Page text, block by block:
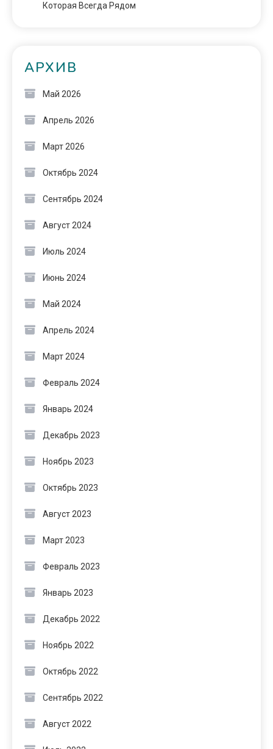
Которая Всегда Рядом
АРХИВ
Май 2026
Апрель 2026
Март 2026
Октябрь 2024
Сентябрь 2024
Август 2024
Июль 2024
Июнь 2024
Май 2024
Апрель 2024
Март 2024
Февраль 2024
Январь 2024
Декабрь 2023
Ноябрь 2023
Октябрь 2023
Август 2023
Март 2023
Февраль 2023
Январь 2023
Декабрь 2022
Ноябрь 2022
Октябрь 2022
Сентябрь 2022
Август 2022